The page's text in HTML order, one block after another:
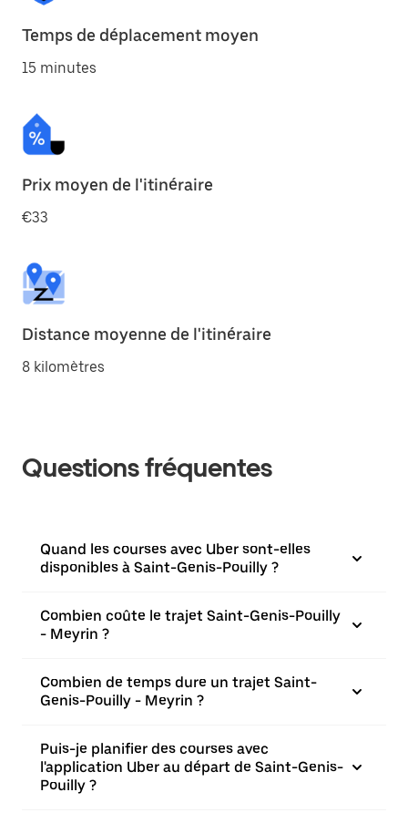
Temps de déplacement moyen
15 minutes
Prix moyen de l'itinéraire
€33
Distance moyenne de l'itinéraire
8 kilomètres
Questions fréquentes
Quand les courses avec Uber sont-elles
disponibles à Saint-Genis-Pouilly ?
Combien coûte le trajet Saint-Genis-Pouilly
- Meyrin ?
Combien de temps dure un trajet Saint-
Genis-Pouilly - Meyrin ?
Puis-je planifier des courses avec
l'application Uber au départ de Saint-Genis-
Pouilly ?